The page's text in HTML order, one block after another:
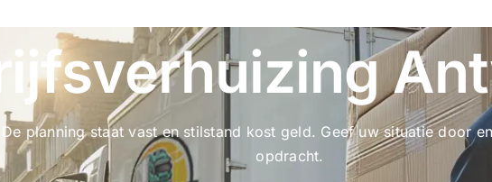
planning staat vast en stilstand kost geld. Geef uw situatie door
opdracht.